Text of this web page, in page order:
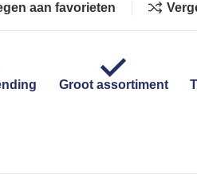
aan favorieten
Groot assortiment